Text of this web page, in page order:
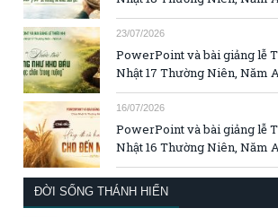
23/07/2026
PowerPoint và bài giảng lễ
Nhật 17 Thường Niên, Năm
16/07/2026
PowerPoint và bài giảng lễ
Nhật 16 Thường Niên, Năm
ĐỜI SỐNG THÁNH HIẾN